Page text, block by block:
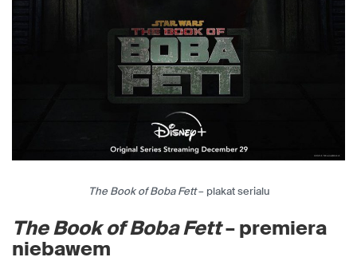
The Book of Boba Fett– plakat serialu
The Book of Boba Fett– premiera
niebawem